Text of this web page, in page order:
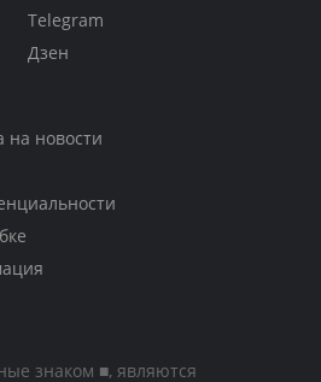
Telegram
Дзен
на новости
знаком ■, являются